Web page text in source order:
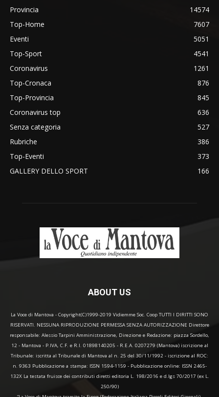
Provincia
14574
Top-Home
7607
Eventi
5051
Top-Sport
4541
Coronavirus
1261
Top-Cronaca
876
Top-Provincia
845
Coronavirus top
636
Senza categoria
527
Rubriche
386
Top-Eventi
373
GALLERY DELLO SPORT
166
ABOUT US
La Voce di Mantova - Copyright(C)1999-2019 Vidiemme Soc. Coop TUTTI I DIRITTI SONO
RISERVATI. NESSUNA RIPRODUZIONE PERMESSA SENZA AUTORIZZAZIONE Direttore
responsabile: Alessio Tarpini Amministrazione, Direzione e Redazione: piazza Sordello,
12 - Mantova - P.IVA, C.F. e R.I. 01898140205 - R.E.A. 0207279 (Mantova) iscrizione al
Tribunale: iscritta al Tribunale di Mantova al n. 25 del 30/11/1992 - iscrizione al ROC:
n. 9363 Pubblicazione a stampa: ISSN 1594-1159 - Pubblicazione online: ISSN 2465-
132X La testata fruisce dei contributi diretti editoria L. 198/2016 e d.lgs 70/2017 (ex L.
250/90)